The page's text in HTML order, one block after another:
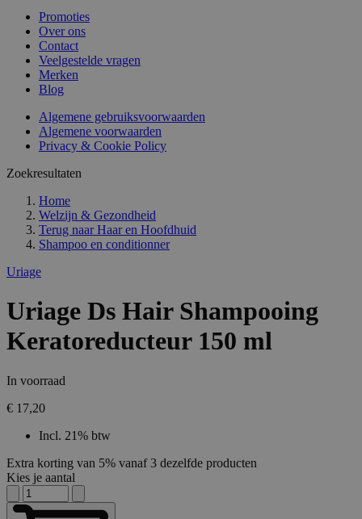
Promoties
Over ons
Contact
Veelgestelde vragen
Merken
Blog
Algemene gebruiksvoorwaarden
Algemene voorwaarden
Privacy & Cookie Policy
Zoekresultaten
Home
Welzijn & Gezondheid
Terug naar Haar en Hoofdhuid
Shampoo en conditionner
Uriage
Uriage Ds Hair Shampooing
Keratoreducteur 150 ml
In voorraad
€ 17,20
Incl. 21% btw
Extra korting van 5% vanaf 3 dezelfde producten
Kies je aantal